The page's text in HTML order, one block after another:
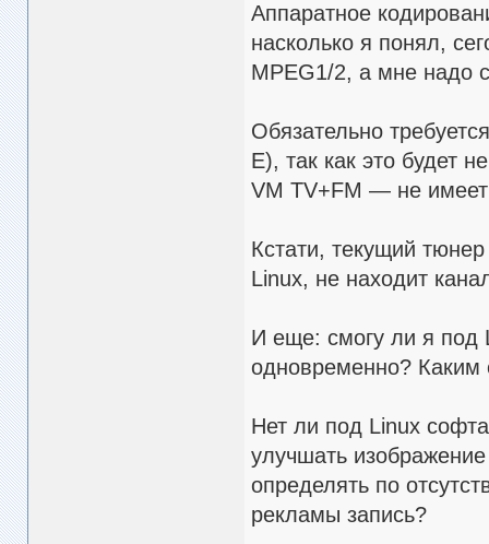
Аппаратное
насколько я понял,
MPEG1/2, а мне надо
Обязательно
E), так как это будет
VM TV+FM — не
Кстати, текущий
Linux, не находит
И еще: смогу ли я под
одновременно? Каким
Нет ли под Linux
улучшать
определять по
рекламы запись?